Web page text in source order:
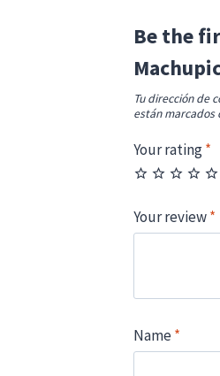
Be the
Tu dirección de
están marcados
Your rating*
Your review*
Name*